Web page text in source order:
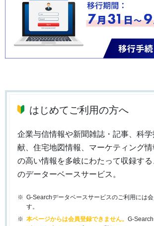
はじめてご利用の方へ
企業与信情報や新聞雑誌・記事、科
献、住宅地図情報、マーケティング
の高い情報を多岐にわたって収録す
のデーターベースサービス。
G-Searchデータベースサービスのご利用には
す。
本ページからは会員登録できません。 G-